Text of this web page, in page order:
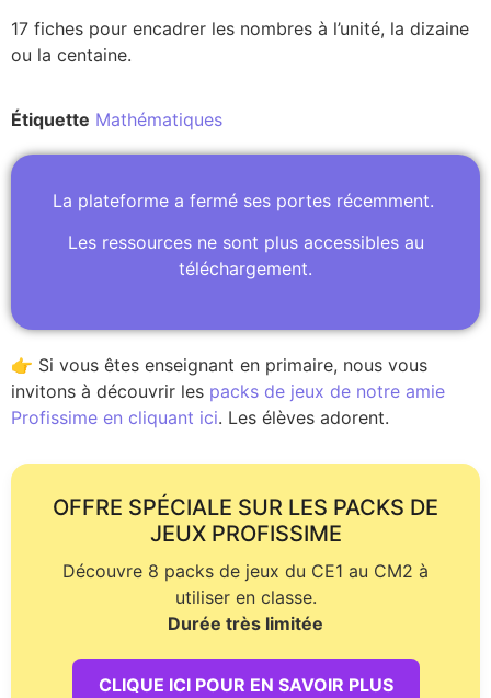
17 fiches pour encadrer les nombres à l’unité, la dizaine
ou la centaine.
Étiquette Mathématiques
La plateforme a fermé ses portes récemment.
Les ressources ne sont plus accessibles au
téléchargement.
👉 Si vous êtes enseignant en primaire, nous vous
invitons à découvrir les packs de jeux de notre amie
Profissime en cliquant ici. Les élèves adorent.
OFFRE SPÉCIALE SUR LES PACKS DE
JEUX PROFISSIME
Découvre 8 packs de jeux du CE1 au CM2 à
utiliser en classe.
Durée très limitée
CLIQUE ICI POUR EN SAVOIR PLUS